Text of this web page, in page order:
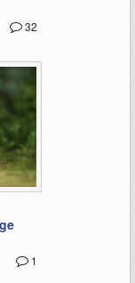
32
1:48
1